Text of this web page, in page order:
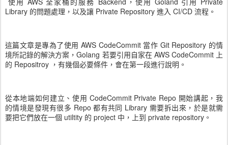
Library 的問題處理，以及讓 Private Repository 進入 CI/CD 流程。
這篇文章是專為了使用 AWS CodeCommit 當作 Git Repository 的情
境所記錄的解決方案，Golang 若要引用自家在 AWS CodeCommit 上
的 Repositroy ，有幾個必要條件，會在第一段進行說明。
從本地端如何建立、使用 CodeCommit Private Repo 開始講起，我
的情境是發現有很多 Repo 都有共同 Library 需要拆出來，於是就需
要把它們放在一個 utiltity 的 project 中，上到 private repository。